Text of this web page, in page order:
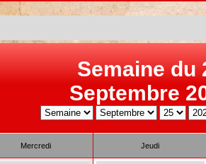
Semaine du
Septembre
Mercredi Jeudi